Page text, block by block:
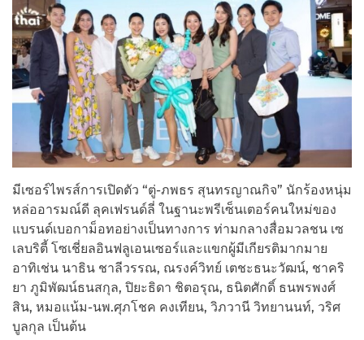
มีเซอร์ไพรส์การเปิดตัว “ตู่-ภพธร สุนทรญาณกิจ” นักร้องหนุ่ม
หล่ออารมณ์ดี ลุคเฟรนด์ลี่ ในฐานะพรีเซ็นเตอร์คนใหม่ของ
แบรนด์เบอกาม็อทอย่างเป็นทางการ ท่ามกลางสื่อมวลชน เซ
เลบริตี้ โซเชี่ยลอินฟลูเอนเซอร์และแขกผู้มีเกียรติมากมาย
อาทิเช่น นาธิน ชาลีวรรณ, ณรงค์วิทย์ เตชะธนะวัฒน์, ชาคริ
ยา ภูมิพัฒน์ธนสกุล, ปิยะธิดา ชิตอรุณ, ธนิตศักดิ์ ธนพรพงศ์
สิน, หมอแน้ม-นพ.ศุภโชค คงเทียน, วิภวานี วิทยานนท์, วริศ
บูลกุล เป็นต้น